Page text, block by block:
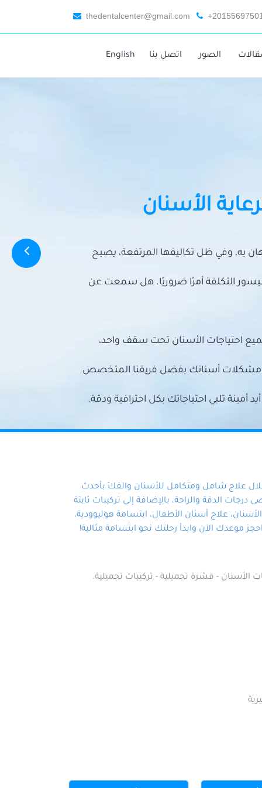
thedentalcenter@gmail.com
الصور اتصل بنا English
الأسنان
به، وفي ظل تكاليفها المرتفعة، يصبح
التكلفة أمرًا ضروريًا. هل سمعت عن
احتياجات الأسنان تحت سقف واحد،
مشكلات أسنانك بفضل فريقنا المتخصص
تلبي احتياجاتك بكل احترافية ودقة.
علاج شامل ومتكامل للأسنان والفكّ بأحدث
الدقة والراحة، بالإضافة إلى تركيبات ثابتة
علاج أسنان الأطفال، ابتسامة هوليوودية،
موعدك الآن وابدأ رحلتك نحو ابتسامة مثالية!
الأسنان - قشرة تجميلية - تركيبات تجميلية.